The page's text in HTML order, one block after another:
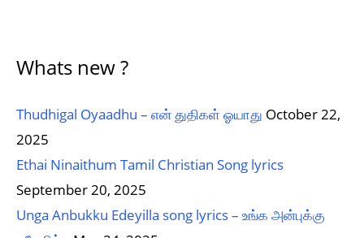
Whats new ?
Thudhigal Oyaadhu – என் துதிகள் ஓயாது October 22,
2025
Ethai Ninaithum Tamil Christian Song lyrics
September 20, 2025
Unga Anbukku Edeyilla song lyrics – உங்க அன்புக்கு